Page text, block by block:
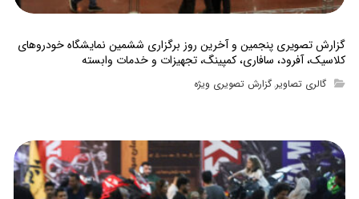
گزارش تصویری پنجمین و آخرین روز برگزاری ششمین نمایشگاه خودروهای
کلاسیک، آفرود، سافاری، کمپینگ، تجهیزات و خدمات وابسته
گالری تصاویر,گزارش تصویری ویژه